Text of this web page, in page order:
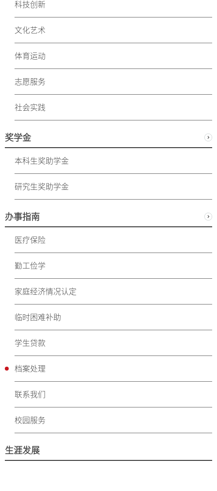
科技创新
文化艺术
体育运动
志愿服务
社会实践
奖学金
本科生奖助学金
研究生奖助学金
办事指南
医疗保险
勤工俭学
家庭经济情况认定
临时困难补助
学生贷款
档案处理
联系我们
校园服务
生涯发展